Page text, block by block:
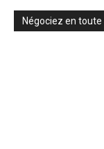
Négociez en